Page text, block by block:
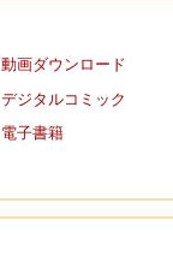
動画ダウンロード
デジタルコミック
電子書籍